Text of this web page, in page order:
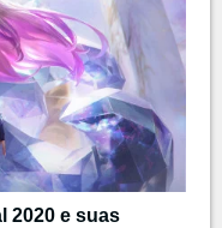
2020 e suas